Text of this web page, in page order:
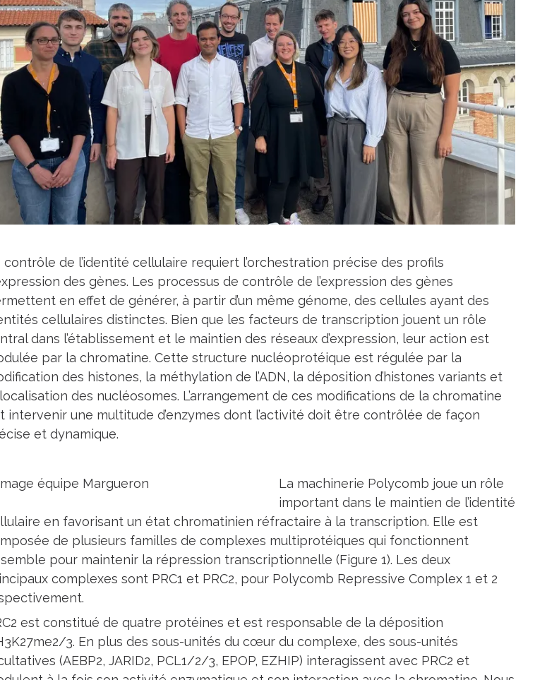
contrôle de l’identité cellulaire requiert l’orchestration précise des profils
des gènes. Les processus de contrôle de l’expression des gènes
en effet de générer, à partir d’un même génome, des cellules ayant des
cellulaires distinctes. Bien que les facteurs de transcription jouent un rôle
dans l’établissement et le maintien des réseaux d’expression, leur action est
par la chromatine. Cette structure nucléoprotéique est régulée par la
des histones, la méthylation de l’ADN, la déposition d’histones variants et
des nucléosomes. L’arrangement de ces modifications de la chromatine
intervenir une multitude d’enzymes dont l’activité doit être contrôlée de façon
et dynamique.
La machinerie Polycomb joue un rôle
important dans le maintien de l’identité
en favorisant un état chromatinien réfractaire à la transcription. Elle est
de plusieurs familles de complexes multiprotéiques qui fonctionnent
pour maintenir la répression transcriptionnelle (Figure 1). Les deux
complexes sont PRC1 et PRC2, pour Polycomb Repressive Complex 1 et 2
est constitué de quatre protéines et est responsable de la déposition
3. En plus des sous-unités du cœur du complexe, des sous-unités
(AEBP2, JARID2, PCL1/2/3, EPOP, EZHIP) interagissent avec PRC2 et